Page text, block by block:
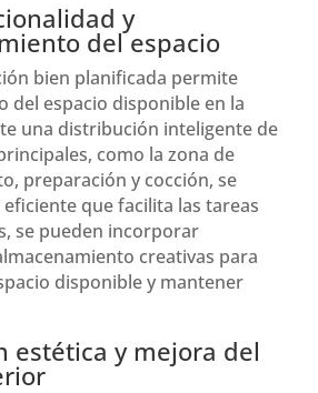
y
del espacio
bien planificada permite
del espacio disponible en la
una distribución inteligente de
como la zona de
preparación y cocción, se
que facilita las tareas
se pueden incorporar
creativas para
disponible y mantener
estética y mejora del